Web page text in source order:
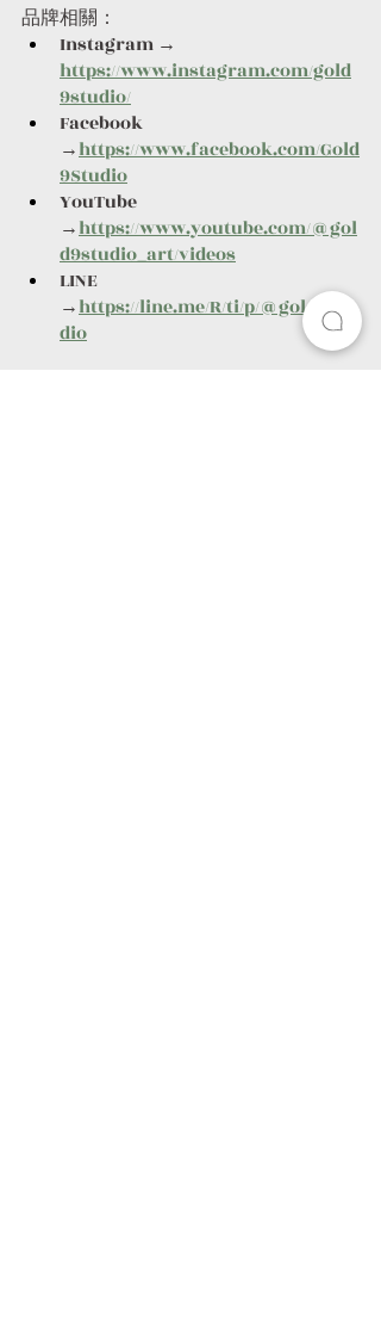
品牌相關：
Instagram →
https://www.instagram.com/gold
9studio/
Facebook
→https://www.facebook.com/Gold
9Studio
YouTube
→https://www.youtube.com/@gol
d9studio_art/videos
LINE
→https://line.me/R/ti/p/@gold9stu
dio